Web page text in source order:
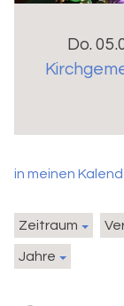
Do.
in meinen
Zeitraum
Jahre